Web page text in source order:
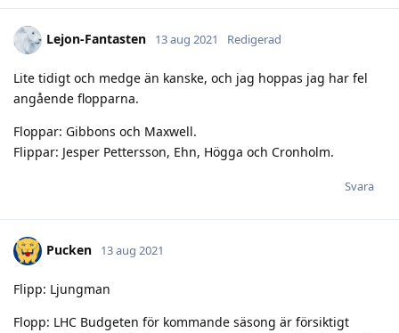
Lejon-Fantasten 13 aug 2021 Redigerad
Lite tidigt och medge än kanske, och jag hoppas jag har fel
angående flopparna.
Floppar: Gibbons och Maxwell.
Flippar: Jesper Pettersson, Ehn, Högga och Cronholm.
Svara
Pucken 13 aug 2021
Flipp: Ljungman
Flopp: LHC Budgeten för kommande säsong är försiktigt